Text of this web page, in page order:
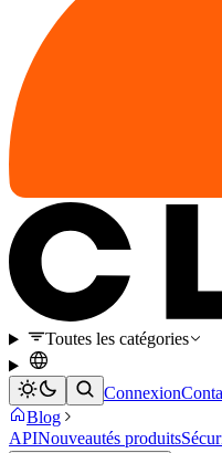
Toutes les catégories
Connexion
Blog
APINouveautés produits